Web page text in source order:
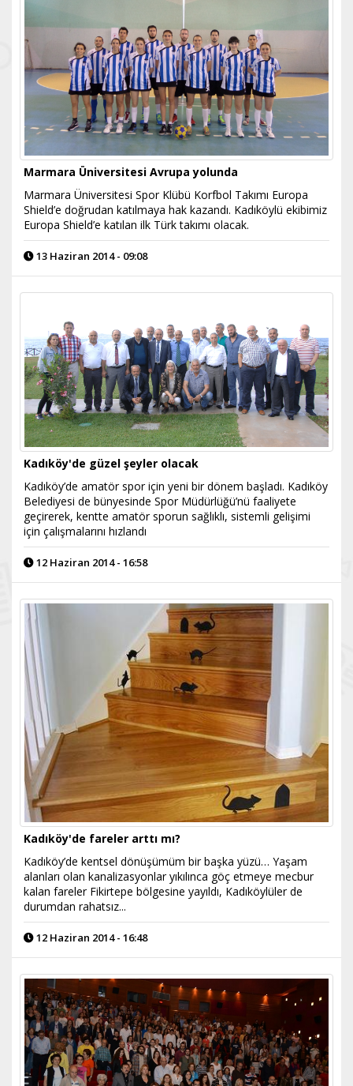
Marmara Üniversitesi Avrupa yolunda
Marmara Üniversitesi Spor Klübü Korfbol Takımı Europa
Shield’e doğrudan katılmaya hak kazandı. Kadıköylü ekibimiz
Europa Shield’e katılan ilk Türk takımı olacak.
13 Haziran 2014 - 09:08
Kadıköy'de güzel şeyler olacak
Kadıköy’de amatör spor için yeni bir dönem başladı. Kadıköy
Belediyesi de bünyesinde Spor Müdürlüğü’nü faaliyete
geçirerek, kentte amatör sporun sağlıklı, sistemli gelişimi
için çalışmalarını hızlandı
12 Haziran 2014 - 16:58
Kadıköy'de fareler arttı mı?
Kadıköy’de kentsel dönüşümüm bir başka yüzü… Yaşam
alanları olan kanalizasyonlar yıkılınca göç etmeye mecbur
kalan fareler Fikirtepe bölgesine yayıldı, Kadıköylüler de
durumdan rahatsız...
12 Haziran 2014 - 16:48